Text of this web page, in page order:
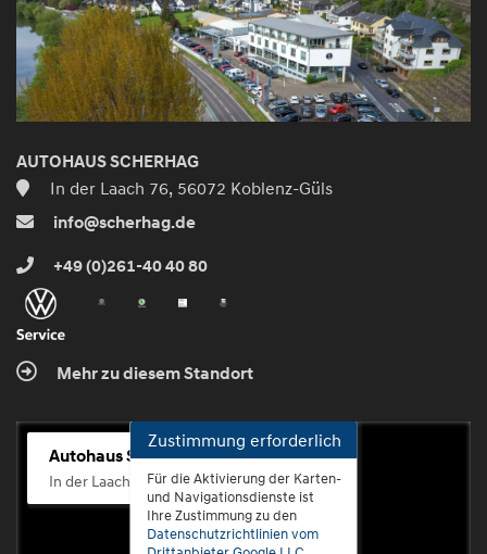
AUTOHAUS SCHERHAG
In der Laach 76, 56072 Koblenz-Güls
info@scherhag.de
+49 (0)261-40 40 80
Mehr zu diesem Standort
Autohaus Scherhag
In der Laach 76, 56072 Koblenz-Güls
Zustimmung erforderlich
Für die Aktivierung der Karten-
und Navigationsdienste ist
Ihre Zustimmung zu den
Datenschutzrichtlinien vom